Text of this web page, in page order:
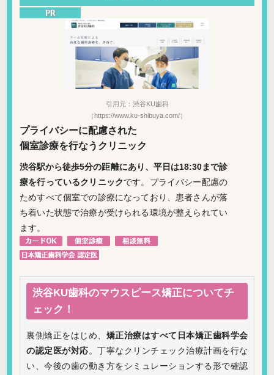
引用元：渋谷KU歯科
（https://www.ku-shibuya.com/）
プライバシーに配慮された
個室診療を行なうクリニック
渋谷駅から徒歩5分の距離にあり、平日は18:30まで診
療を行っているクリニックです。プライバシー配慮の
ためすべて個室での診療になっており、患者さんが落
ち着いた状態で治療が受けられる環境が整えられてい
ます。
渋谷KU歯科のマウスピース矯正についてチ
ェック！
裏側矯正をはじめ、 矯正治療はすべて日本矯正歯科学会
の認定医が対応。丁寧なクリンチェック治療計画を行な
い、今後の歯の動き方をシミュレーションする形で確認